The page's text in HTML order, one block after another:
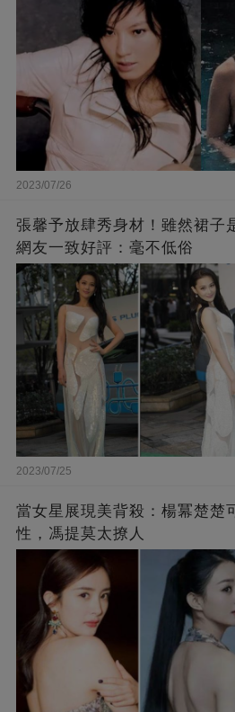
2023/07/26
張馨予放肆秀身材！雖然裙子
網友一致好評：毫不低俗
2023/07/25
當女星展現美背殺：楊冪楚楚
性，馮提莫太撩人